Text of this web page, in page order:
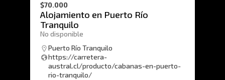
$70.000
Alojamiento en Puerto Río
Tranquilo
No disponible
Puerto Río Tranquilo
https://carretera-
austral.cl/producto/cabanas-en-puerto-
rio-tranquilo/